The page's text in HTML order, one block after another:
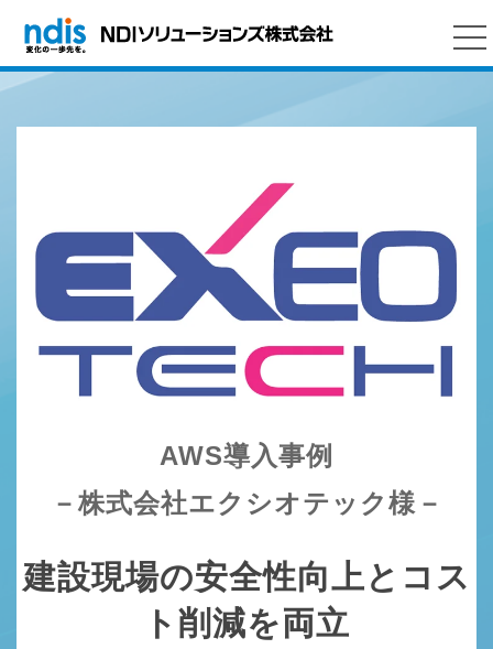
AWS導入事例
－株式会社エクシオテック様－
建設現場の安全性向上とコス
ト削減を両立